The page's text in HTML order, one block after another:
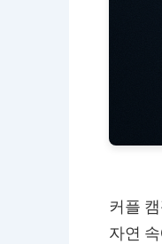
커플
자연